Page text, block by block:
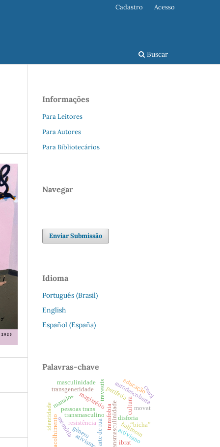
Buscar
Cadastro Acesso
Informações
Para Leitores
Para Autores
Para Bibliotecários
Navegar
Enviar Submissão
Idioma
Português (Brasil)
English
Español (España)
Palavras-chave
transmasculinidadedisforia
magistério
transgeneridade
transfobia
transmasculino
arte de rua
pessoas trans
travestisperiferia
cultura
resistência
memória ballroom
autodescoberta
acolhimento
mamilos
artivismo
masculinidade
“bicha”
identidade
gênero
educação
movat
ativismo ibrat
ceará